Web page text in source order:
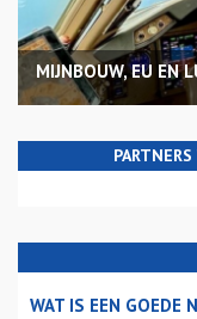
MIJNBOUW, EU EN
WAT IS EEN GOEDE